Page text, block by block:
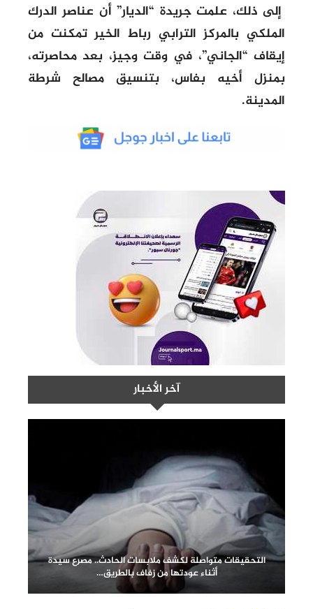
إلى ذلك، علمت جريدة “الديار” أن عناصر الدرك
الملكي بالمركز الترابي رباط الخير تمكنت من
إيقاف “الجاني”، في وقت وجيز، بعد محاصرته،
بمنزل أخيه بفاس، بتنسيق مصالح شرطة
المدينة.
آخر الأخبار
التحقيقات متواصلة لكشف ملابسات الحادث.. مصرع سيدة
أثناء عودتها من زفاف بالطريق…